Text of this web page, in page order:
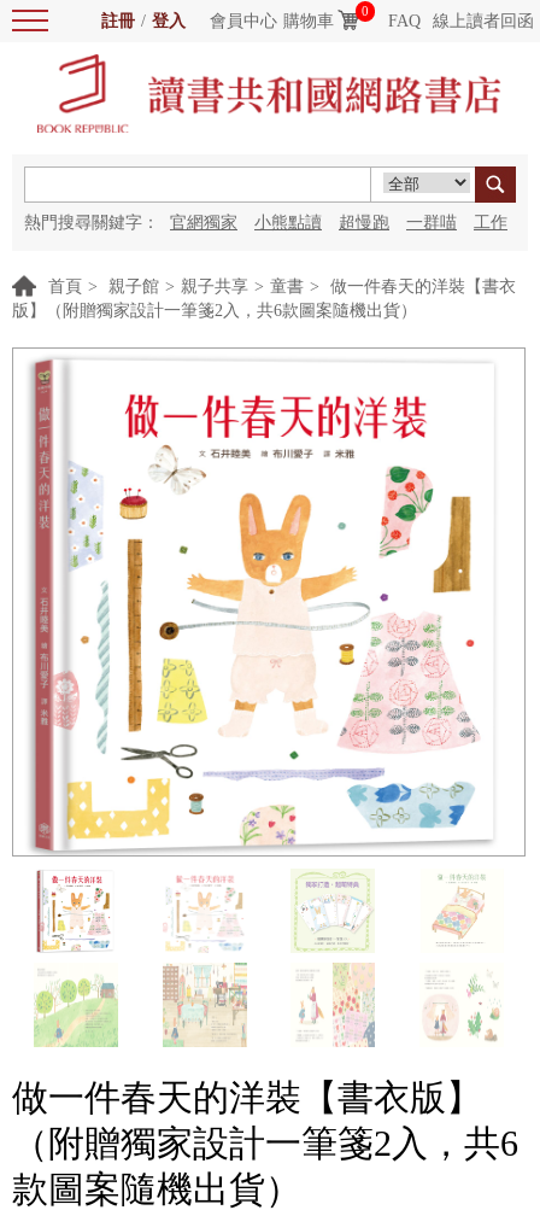
註冊 / 登入 會員中心 購物車
0
FAQ 線上讀者回函
熱門搜尋關鍵字： 官網獨家 小熊點讀 超慢跑 一群喵 工作
首頁 > 親子館 > 親子共享 > 童書 >
做一件春天的洋裝【書衣
版】（附贈獨家設計一筆箋2入，共6款圖案隨機出貨）
做一件春天的洋裝【書衣版】
（附贈獨家設計一筆箋2入，共6
款圖案隨機出貨）